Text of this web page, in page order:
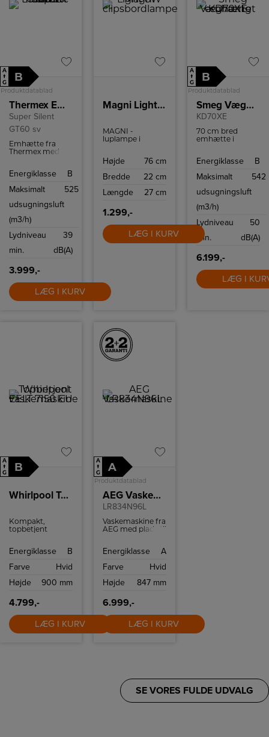
A
↑
G
B
Produktdatablad
Thermex Emhætte
Super Silent
GT60 sv
Emhætte fra
Thermex med
belysning, nem
mulighed for Top
Energiklasse
B
Maksimalt
udsugningsluft
(m3/h)
525
Lydniveau
min.
39
dB(A)
3.999,-
LÆG I KURV
Magni Light 8W clipsbordlampe
MAGNI -
luplampe i
smart model
at det gode og
nyt smart design,
super god
belysning og ikke
mindst er den
fleksibel i alle led,
en lampe der har
forstørrer 3
gange op) når
man skal se små
hen over det. Der
medfølger beslag
til at montere
den på
bordpladen.
Højde
76 cm
Bredde
22 cm
Længde
27 cm
1.299,-
LÆG I KURV
A
↑
G
B
Produktdatablad
Smeg Væghængt emhætte
KD70XE
70 cm bred
emhætte i
med fire
Energiklasse
B
Maksimalt
udsugningsluft
(m3/h)
542
Lydniveau
min.
50
dB(A)
6.199,-
LÆG I
A
↑
G
B
Whirlpool Topbetjent vaskemaskine EELT 7150 EU
Kompakt,
topbetjent
40 cm bredde
kapacitet og op
Sense optimerer
FreshCare holder
tøjet friskt, og
soft opening
samt udskudt
start øger
Energiklasse
B
Farve
Hvid
Højde
900 mm
4.799,-
LÆG I KURV
A
↑
G
A
Produktdatablad
AEG Vaskemaskine
LR834N96L
Vaskemaskine fra
AEG med plads til
har ÖKOMix
driftsikker
Energiklasse
A
Farve
Hvid
Højde
847 mm
6.999,-
LÆG I KURV
SE VORES FULDE UDVALG